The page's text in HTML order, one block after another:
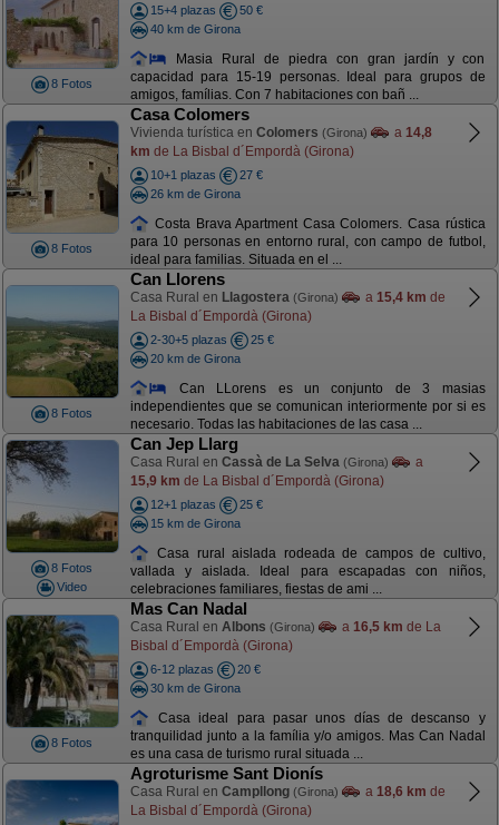
8 Fotos
15+4 plazas
50 €
40 km de Girona
Masia Rural de piedra con gran jardín y con
capacidad para 15-19 personas. Ideal para grupos de
amigos, famílias. Con 7 habitaciones con bañ ...
8 Fotos
Casa Colomers
Vivienda turística en Colomers (Girona) a 14,8
km de La Bisbal d´Empordà (Girona)
10+1 plazas
27 €
26 km de Girona
Costa Brava Apartment Casa Colomers. Casa rústica
para 10 personas en entorno rural, con campo de futbol,
ideal para familias. Situada en el ...
8 Fotos
Can Llorens
Casa Rural en Llagostera (Girona) a 15,4 km de
La Bisbal d´Empordà (Girona)
2-30+5 plazas
25 €
20 km de Girona
Can LLorens es un conjunto de 3 masias
independientes que se comunican interiormente por si es
necesario. Todas las habitaciones de las casa ...
8 Fotos
Video
Can Jep Llarg
Casa Rural en Cassà de La Selva (Girona)
a
15,9 km de La Bisbal d´Empordà (Girona)
12+1 plazas
25 €
15 km de Girona
Casa rural aislada rodeada de campos de cultivo,
vallada y aislada. Ideal para escapadas con niños,
celebraciones familiares, fiestas de ami ...
8 Fotos
Mas Can Nadal
Casa Rural en Albons (Girona) a 16,5 km de La
Bisbal d´Empordà (Girona)
6-12 plazas
20 €
30 km de Girona
Casa ideal para pasar unos días de descanso y
tranquilidad junto a la família y/o amigos. Mas Can Nadal
es una casa de turismo rural situada ...
Agroturisme Sant Dionís
Casa Rural en Campllong (Girona) a 18,6 km de
La Bisbal d´Empordà (Girona)